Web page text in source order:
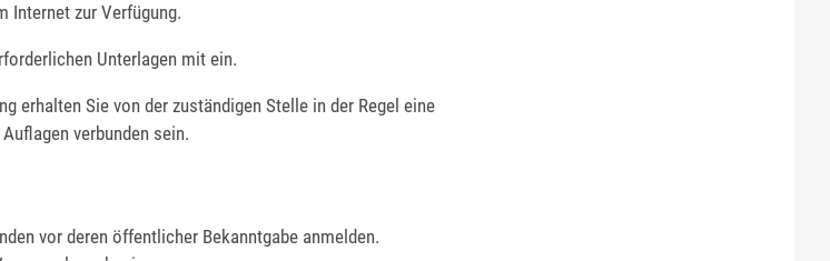
Internet zur Verfügung.
Unterlagen mit ein.
erhalten Sie von der zuständigen Stelle in der Regel eine
verbunden sein.
vor deren öffentlicher Bekanntgabe anmelden.